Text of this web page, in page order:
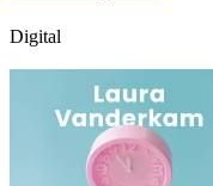
Digital